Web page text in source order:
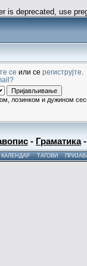
is deprecated, use
се или се региструјте
лозинком и дужином
- Граматика-
КАЛЕНДАР ТАГОВИ